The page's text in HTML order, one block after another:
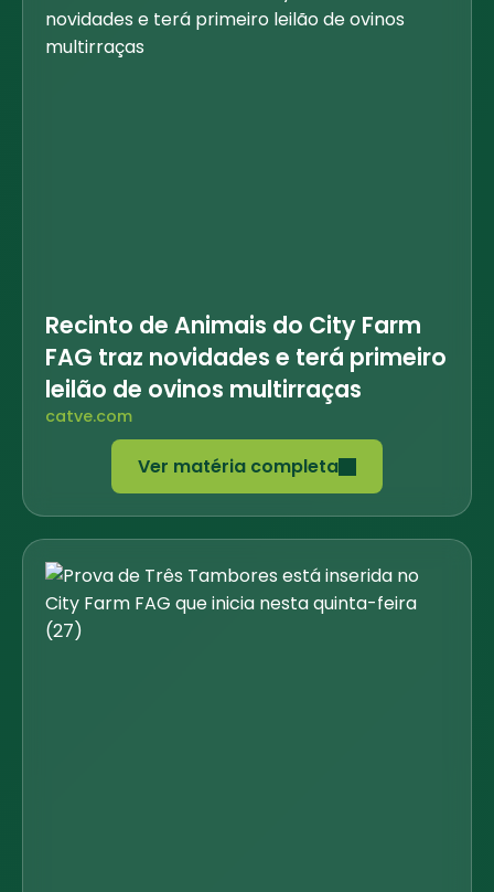
Recinto de Animais do City Farm
FAG traz novidades e terá primeiro
leilão de ovinos multirraças
catve.com
Ver matéria completa